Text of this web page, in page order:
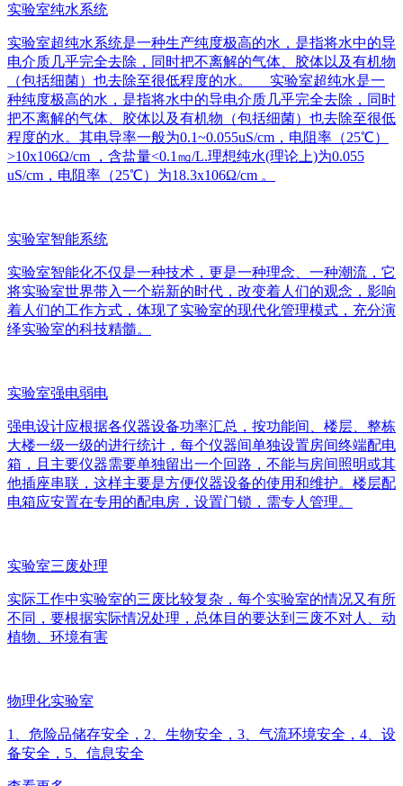
实验室纯水系统
实验室超纯水系统是一种生产纯度极高的水，是指将水中的导
电介质几乎完全去除，同时把不离解的气体、胶体以及有机物
（包括细菌）也去除至很低程度的水。 实验室超纯水是一
种纯度极高的水，是指将水中的导电介质几乎完全去除，同时
把不离解的气体、胶体以及有机物（包括细菌）也去除至很低
程度的水。其电导率一般为0.1~0.055uS/cm，电阻率（25℃）
>10x106Ω/cm ，含盐量<0.1㎎/L.理想纯水(理论上)为0.055
uS/cm，电阻率（25℃）为18.3x106Ω/cm 。
实验室智能系统
实验室智能化不仅是一种技术，更是一种理念、一种潮流，它
将实验室世界带入一个崭新的时代，改变着人们的观念，影响
着人们的工作方式，体现了实验室的现代化管理模式，充分演
绎实验室的科技精髓。
实验室强电弱电
强电设计应根据各仪器设备功率汇总，按功能间、楼层、整栋
大楼一级一级的进行统计，每个仪器间单独设置房间终端配电
箱，且主要仪器需要单独留出一个回路，不能与房间照明或其
他插座串联，这样主要是方便仪器设备的使用和维护。楼层配
电箱应安置在专用的配电房，设置门锁，需专人管理。
实验室三废处理
实际工作中实验室的三废比较复杂，每个实验室的情况又有所
不同，要根据实际情况处理，总体目的要达到三废不对人、动
植物、环境有害
物理化实验室
1、危险品储存安全，2、生物安全，3、气流环境安全，4、设
备安全，5、信息安全